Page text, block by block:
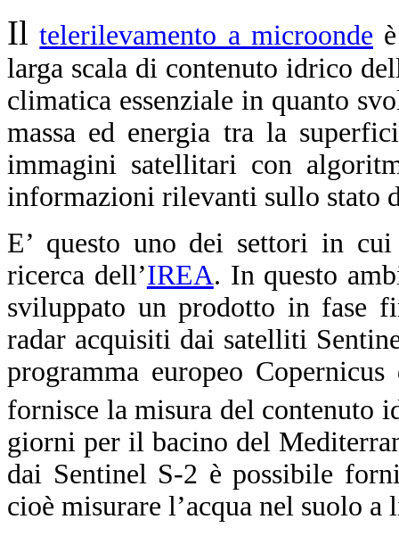
Il telerilevamento a microonde
larga scala di contenuto idrico
climatica essenziale in quanto
massa ed energia tra la
immagini satellitari con
informazioni rilevanti sullo stato
E’ questo uno dei settori in
ricerca dell’IREA. In questo
sviluppato un prodotto in fase
radar acquisiti dai satelliti
programma europeo
fornisce la misura del contenuto
giorni per il bacino del
dai Sentinel S-2 è possibile
cioè misurare l’acqua nel suolo